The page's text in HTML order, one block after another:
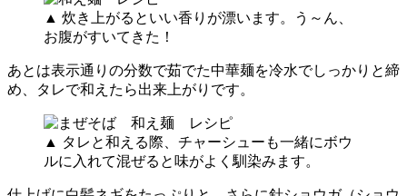
▲ 炊き上がるといい香りが漂います。う～ん、
お腹がすいてきた！
あとは表示通りの分数で茹でた中華麺を冷水でしっかりと締
め、タレで和えたら出来上がりです。
▲ タレと和える際、チャーシューも一緒にボウ
ルに入れて混ぜると味がよく馴染みます。